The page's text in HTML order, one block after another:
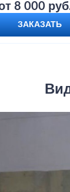
8 000
ЗАКАЗАТЬ